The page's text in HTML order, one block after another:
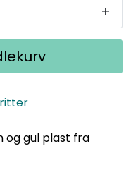
+
og gul plast fra